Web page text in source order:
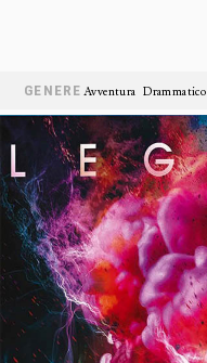
GENERE Avventura Drammatico